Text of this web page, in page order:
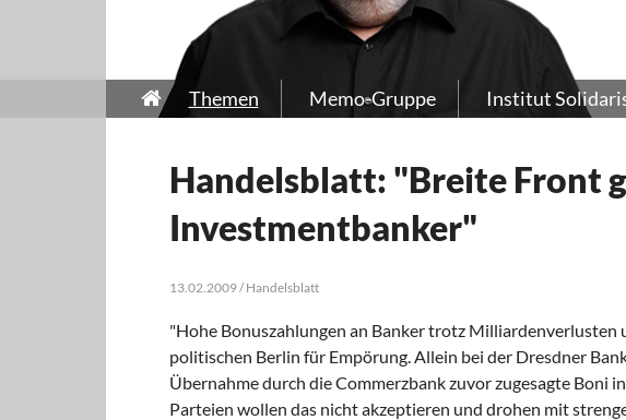
Themen Memo-Gruppe Institut
Handelsblatt: "Breite Front
Investmentbanker"
13.02.2009 / Handelsblatt
"Hohe Bonuszahlungen an Banker trotz Milliardenverlusten
politischen Berlin für Empörung. Allein bei der Dresdner
Übernahme durch die Commerzbank zuvor zugesagte Boni
Parteien wollen das nicht akzeptieren und drohen mit